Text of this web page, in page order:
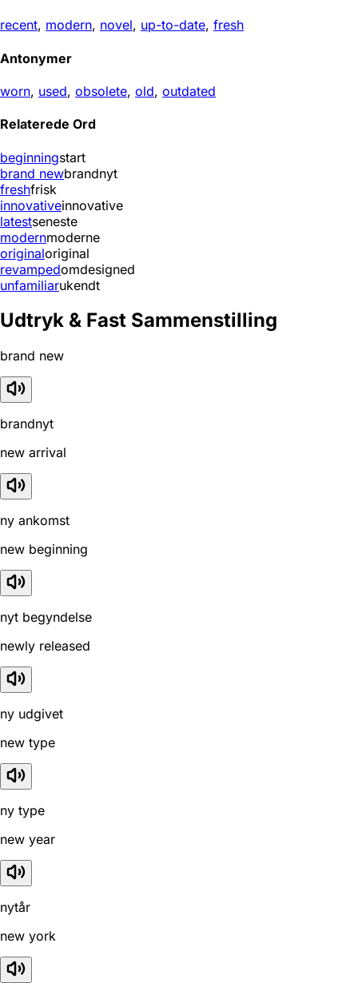
recent, modern, novel, up-to-date, fresh
Antonymer
worn, used, obsolete, old, outdated
Relaterede Ord
beginningstart
brand newbrandnyt
freshfrisk
innovativeinnovative
latestseneste
modernmoderne
originaloriginal
revampedomdesigned
unfamiliarukendt
Udtryk & Fast Sammenstilling
brand new
brandnyt
new arrival
ny ankomst
new beginning
nyt begyndelse
newly released
ny udgivet
new type
ny type
new year
nytår
new york